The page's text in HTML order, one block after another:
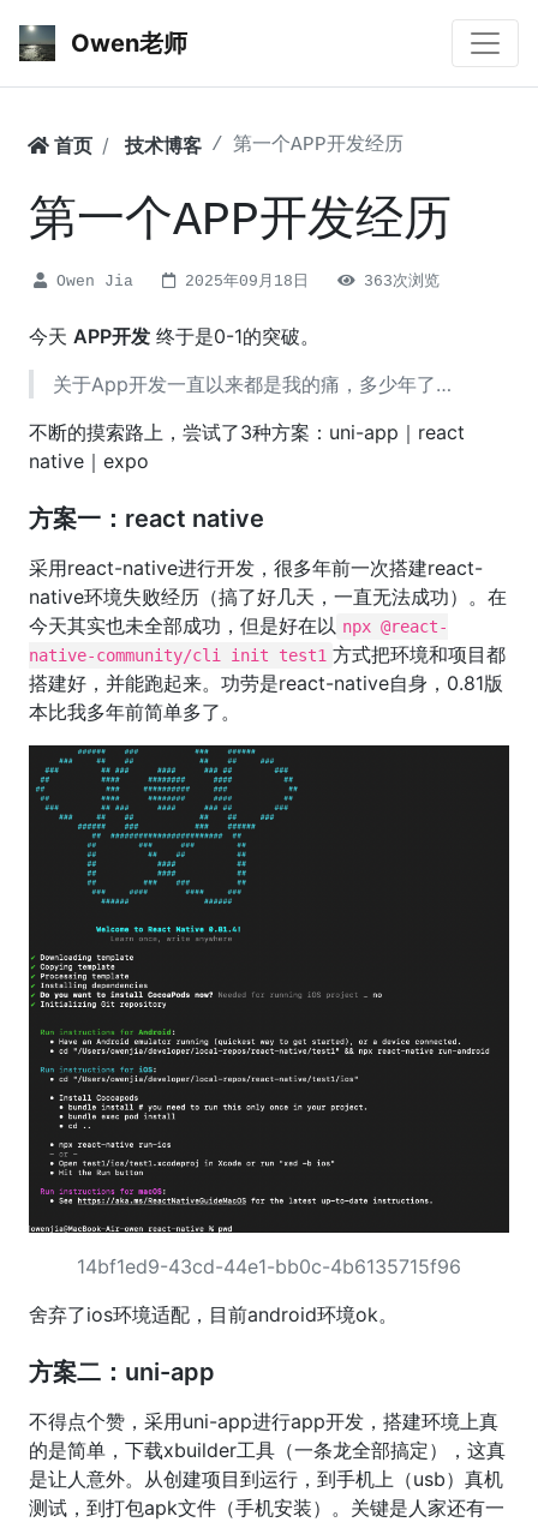
Owen老师
首页 技术博客 第一个APP开发经历
第一个APP开发经历
Owen Jia 2025年09月18日 363次浏览
今天 APP开发 终于是0-1的突破。
关于App开发一直以来都是我的痛，多少年了…
不断的摸索路上，尝试了3种方案：uni-app｜react
native｜expo
方案一：react native
采用react-native进行开发，很多年前一次搭建react-
native环境失败经历（搞了好几天，一直无法成功）。在
今天其实也未全部成功，但是好在以 npx @react-
native-community/cli init test1 方式把环境和项目都
搭建好，并能跑起来。功劳是react-native自身，0.81版
本比我多年前简单多了。
14bf1ed9-43cd-44e1-bb0c-4b6135715f96
舍弃了ios环境适配，目前android环境ok。
方案二：uni-app
不得点个赞，采用uni-app进行app开发，搭建环境上真
的是简单，下载xbuilder工具（一条龙全部搞定），这真
是让人意外。从创建项目到运行，到手机上（usb）真机
测试，到打包apk文件（手机安装）。关键是人家还有一